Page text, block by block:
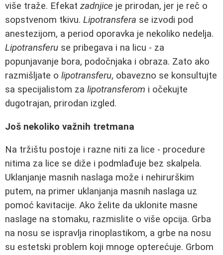
više traže. Efekat zadnjice je prirodan, jer je reč o
sopstvenom tkivu. Lipotransfera se izvodi pod
anestezijom, a period oporavka je nekoliko nedelja.
Lipotransferu se pribegava i na licu - za
popunjavanje bora, podočnjaka i obraza. Zato ako
razmišljate o lipotransferu, obavezno se konsultujte
sa specijalistom za lipotransferom i očekujte
dugotrajan, prirodan izgled.
Još nekoliko važnih tretmana
Na tržištu postoje i razne niti za lice - procedure
nitima za lice se diže i podmlađuje bez skalpela.
Uklanjanje masnih naslaga može i nehirurškim
putem, na primer uklanjanja masnih naslaga uz
pomoć kavitacije. Ako želite da uklonite masne
naslage na stomaku, razmislite o više opcija. Grba
na nosu se ispravlja rinoplastikom, a grbe na nosu
su estetski problem koji mnoge opterećuje. Grbom